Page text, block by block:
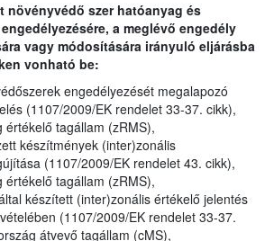
növényvédő szer hatóanyag és
a meglévő engedély
vagy módosítására irányuló eljárásba
vonható be:
engedélyezését megalapozó
(1107/2009/EK rendelet 33-37. cikk),
értékelő tagállam (zRMS),
készítmények (inter)zonális
(1107/2009/EK rendelet 43. cikk),
értékelő tagállam (zRMS),
készített (inter)zonális értékelő jelentés
(1107/2009/EK rendelet 33-37.
átvevő tagállam (cMS),